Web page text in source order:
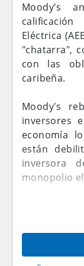
Moody's
Eléctrica
"chatarra",
con las
caribeña.
Moody's
inversores
economía
están
inversora
monopolio
degradación
escalones
reservado